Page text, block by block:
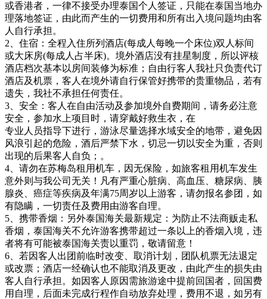
或香港者，一律不接受办理泰国个人签证，只能在泰国当地办
理落地签证，由此而产生的一切费用和所有出入境问题均由客
人自行承担。
2、住宿：全程入住所列酒店(每成人每晚一个床位)双人标间
或大床房(每成人占半床)。境外酒店没有挂星制度，所以评核
酒店档次基本以房间装修为标准；自由行客人我社只负责代订
酒店及机票，客人在境外请自行保管好携带的贵重物品，若有
遗失，我社不承担任何责任。
3、安全：客人在自由活动及参加境外自费期间，请务必注意
安全，参加水上项目时，请穿戴好救生衣，在
专业人员指导下进行，游泳尽量选择水域安全的地带，避免因
风浪引起的危险，酒后严禁下水，切忌一切以安全为重，否则
出现的后果客人自负；。
4、请勿在苏梅岛租用机车，因无保险，如旅客租用机车发生
意外则与我公司无关！凡有严重心脏病、高血压、糖尿病、胰
腺炎、癌症等疾病及年满75周岁以上游客，请勿报名参团，如
有隐瞒，一切责任及费用由游客自理。
5、携带香烟：另外泰国海关最新规定：为防止不法商贩走私
香烟，泰国海关不允许游客携带超过一条以上的香烟入境，违
者将有可能被泰国海关责以重罚，敬请留意！
6、若因客人出团前临时改变、取消计划，团队机票无法退定
或改票；酒店一经确认也不能取消及更改，由此产生的损失由
客人自行承担。如因客人原因需旅游途中提前回国者，回国费
用自理，后面未完成行程作自动放弃处理，费用不退，如另有